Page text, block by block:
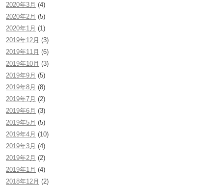
2020年3月 (4)
2020年2月 (5)
2020年1月 (1)
2019年12月 (3)
2019年11月 (6)
2019年10月 (3)
2019年9月 (5)
2019年8月 (8)
2019年7月 (2)
2019年6月 (3)
2019年5月 (5)
2019年4月 (10)
2019年3月 (4)
2019年2月 (2)
2019年1月 (4)
2018年12月 (2)